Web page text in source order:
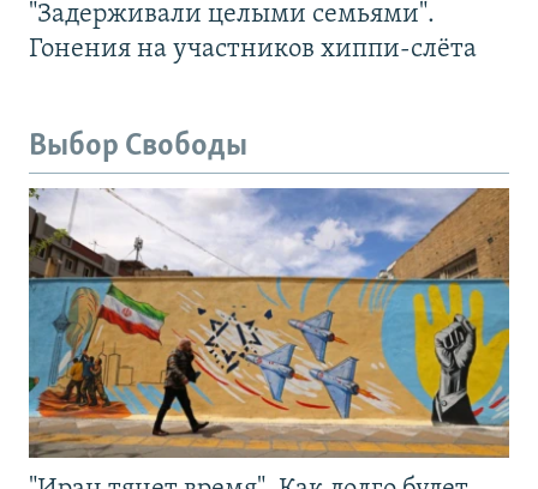
"Задерживали целыми семьями".
Гонения на участников хиппи-слёта
Выбор Свободы